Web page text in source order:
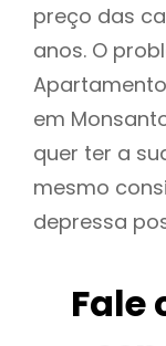
preço das
anos. O
em
quer ter a
mesmo
depressa
Fale